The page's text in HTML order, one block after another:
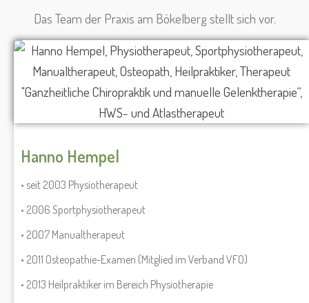
Das Team der Praxis am Bökelberg stellt sich vor.
Hanno Hempel
• seit 2003 Physiotherapeut
• 2006 Sportphysiotherapeut
• 2007 Manualtherapeut
• 2011 Osteopathie-Examen (Mitglied im Verband VFO)
• 2013 Heilpraktiker im Bereich Physiotherapie